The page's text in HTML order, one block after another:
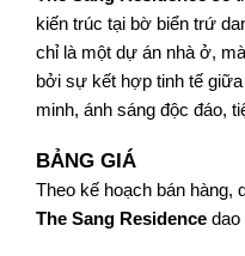
kiến trúc tại bờ biển trứ
chỉ là một dự án nhà ở,
bởi sự kết hợp tinh tế
minh, ánh sáng độc đáo,
BẢNG GIÁ
The Sang Residence dao